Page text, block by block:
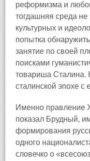
реформизма и
тогдашняя среда
культурных и
попытка
занятие по своей
поисками
товариша Сталина.
сталинской эпохе с
Именно правление
показал Брудный,
формирования
одного
словечко о